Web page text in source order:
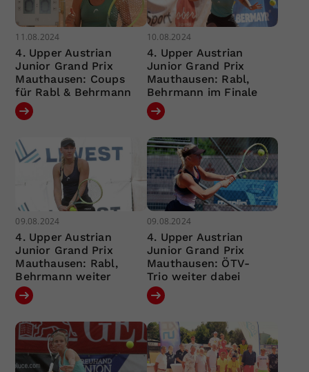
11.08.2024
4. Upper Austrian
Junior Grand Prix
Mauthausen: Coups
für Rabl & Behrmann
10.08.2024
4. Upper Austrian
Junior Grand Prix
Mauthausen: Rabl,
Behrmann im Finale
09.08.2024
4. Upper Austrian
Junior Grand Prix
Mauthausen: Rabl,
Behrmann weiter
09.08.2024
4. Upper Austrian
Junior Grand Prix
Mauthausen: ÖTV-
Trio weiter dabei